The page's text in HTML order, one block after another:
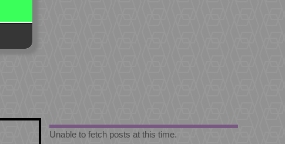
Unable to fetch posts at this time.